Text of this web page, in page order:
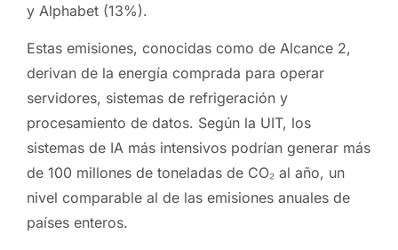
y Alphabet (13%).
Estas emisiones, conocidas como de Alcance 2,
derivan de la energía comprada para operar
servidores, sistemas de refrigeración y
procesamiento de datos. Según la UIT, los
sistemas de IA más intensivos podrían generar más
de 100 millones de toneladas de CO₂ al año, un
nivel comparable al de las emisiones anuales de
países enteros.